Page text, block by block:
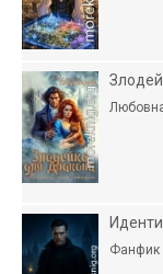
Фанфик